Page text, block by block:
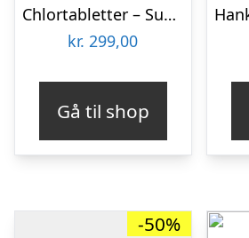
Chlortabletter – SunWac 3 (160 stk)
kr. 299,00
Gå til shop
-50%